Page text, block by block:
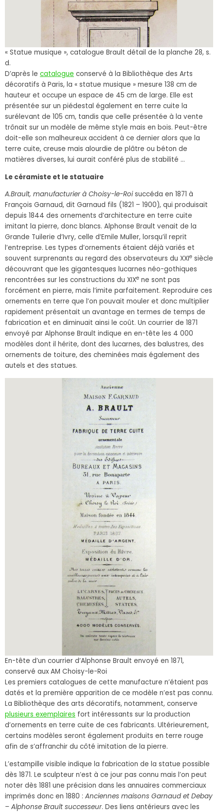
« Statue musique », catalogue Brault détail de la planche 28, s.
d.
D’après le catalogue conservé à la Bibliothèque des Arts
décoratifs à Paris, la « statue musique » mesure 138 cm de
hauteur et occupe un espace de 45 cm de large. Elle est
présentée sur un piédestal également en terre cuite la
surélevant de 105 cm, tandis que celle présentée à la vente
trônait sur un modèle de même style mais en bois. Peut-être
doit-elle son malheureux accident à ce dernier alors que la
terre cuite, creuse mais alourdie de plâtre ou béton de
matières diverses, lui aurait conféré plus de stabilité …
Le céramiste et le statuaire
A.Brault, manufacturier à Choisy-le-Roisuccéda en 1871 à
François Garnaud, dit Garnaud fils (1821 – 1900), qui produisait
depuis 1844 des ornements d’architecture en terre cuite
imitant la pierre, donc blancs. Alphonse Brault venait de la
Grande Tuilerie d’Ivry, celle d’Emile Muller, lorsqu’il reprit
l’entreprise. Les types d’ornements étaient déjà variés et
souvent surprenants au regard des observateurs du XXIe siècle
découvrant que les gigantesques lucarnes néo-gothiques
rencontrées sur les constructions du XIXe ne sont pas
forcément en pierre, mais l’imite parfaitement. Reproduire ces
ornements en terre que l’on pouvait mouler et donc multiplier
rapidement présentait un avantage en termes de temps de
fabrication et en diminuait ainsi le coût. Un courrier de 1871
envoyé par Alphonse Brault indique en en-tête les 4 000
modèles dont il hérite, dont des lucarnes, des balustres, des
ornements de toiture, des cheminées mais également des
autels et des statues.
En-tête d’un courrier d’Alphonse Brault envoyé en 1871,
conservé aux AM Choisy-le-Roi
Les premiers catalogues de cette manufacture n’étaient pas
datés et la première apparition de ce modèle n’est pas connu.
La Bibliothèque des arts décoratifs, notamment, conserve
plusieurs exemplaires fort intéressants sur la production
d’ornements en terre cuite de ces fabricants. Ultérieurement,
certains modèles seront également produits en terre rouge
afin de s’affranchir du côté imitation de la pierre.
L’estampille visible indique la fabrication de la statue possible
dès 1871. Le sculpteur n’est à ce jour pas connu mais l’on peut
noter dès 1881 une précision dans les annuaires commerciaux
imprimés donc en 1880 : Anciennes maisons Garnaud et Debay
– Alphonse Brault successeur. Des liens antérieurs avec les